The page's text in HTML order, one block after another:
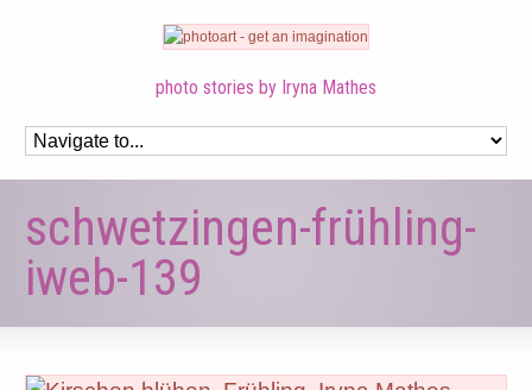
photo stories by Iryna Mathes
schwetzingen-frühling-
iweb-139